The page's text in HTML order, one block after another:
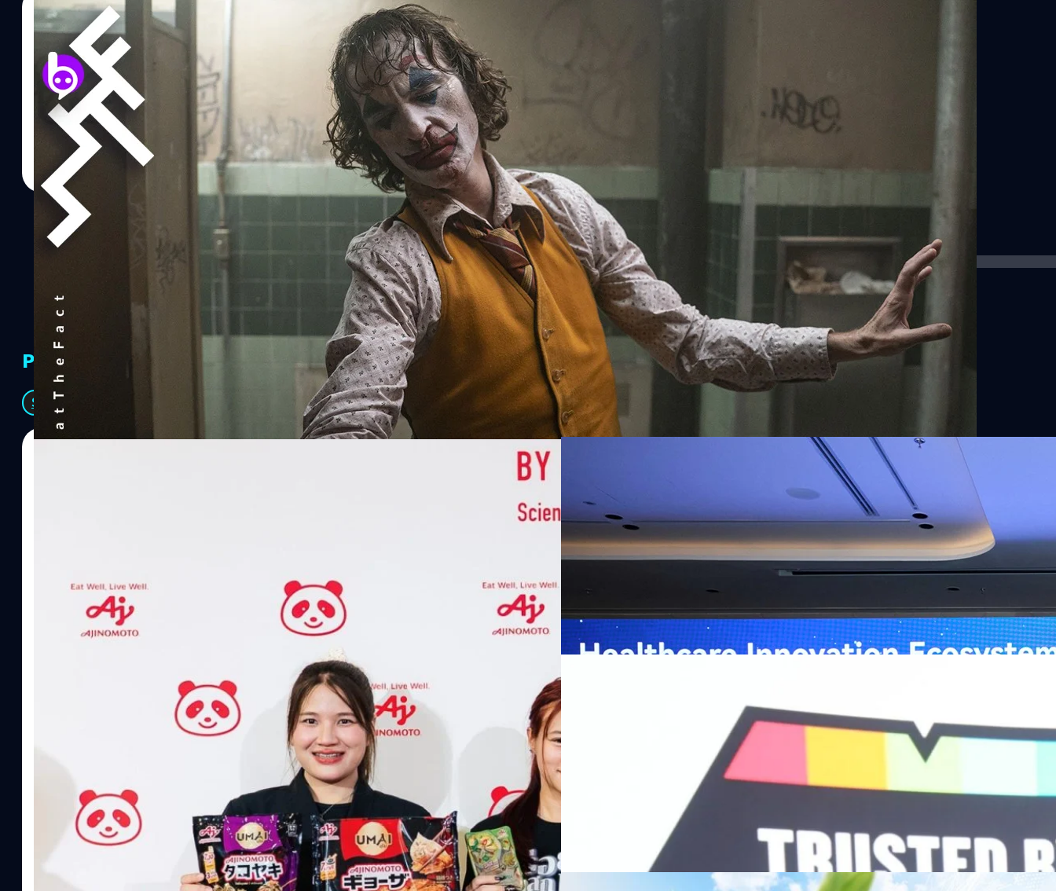
14/01/2020
ปรีดี ฤกษ์วลีกุล| 2398 days ago
Read More
Joker เป็นภาพยนตร์จากคอมิกที่ได้ “เข้าชิงออสการ์” มากที่สุดเท่าที่เคยมีมา
Joker เป็นภาพยนตร์ที่นักวิจารณ์ต่างพากันจับตามองบนเวทีประกวดต่าง ๆ ตั้งแต่เริ่มฉายในเทศกาล Venice
Film Festival 2019 เมื่อเดือนสิงหาคม 2019 ที่ผ่านมา โดยสามาถคว้ารางวัลใหญ่ไปได้ ต่อมา Joker ก็
ประสบความสำเร็จจนติด 10 อันดับ ภาพยนตร์แห่งปีของสถาบันภาพยนตร์อเมริกัน, คว้ารางวัลลูกโลก
ทองคำสาขานักแสดงนำชายประเภทดรามายอดเยี่ยม (Joaquin Phoenix : วาคีน ฟินิกซ์) และชิงรางวัล
BAFTA ครั้งที่ 73 มากถึง 11 สาขา อีกทั้งยังประสบความสำเร็จด้านรายได้ถึง 1,069 ล้านเหรียญ เลยทีเดียว
ล่าสุด Joker ได้รับการประกาศรายชื่อเข้าชิงรางวัลออสการ์มากถึง 11 สาขา ซึ่งถือได้ว่าเป็นภาพยนตร์จากคอ
มิกที่ได้เข้าชิงรางวัลออสการ์มากที่สุดเท่าที่เคยมีมา ดังนี้ ภาพยนตร์ยอดเยี่ยม ผู้กำกับยอดเยี่ยม (Todd
Phillips) นักแสดงนำชายยอดเยี่ยม (Joaquin Phoenix) บทภาพยนตร์ดัดแปลงยอดเยี่ยม กำกับภาพยอด
เยี่ยม ออกแบบเครื่องแต่งกายยอดเยี่ยม แต่งหน้าและออกแบบทรงผมยอดเยี่ยม ดนตรีประกอบดั้งเดิมยอด
PR Partners
See All
บริษัท อายิโนะโมะโต๊ะ (ประเทศไทย) จำกัด จัดงาน The Heartbeat by “AminoScience” ร่วมเปิดเผย
แนวคิดการดำเนินธุรกิจและการพัฒนาผลิตภัณฑ์ที่ขับเคลื่อนด้วยเทคโนโลยีทางอาหาร และข้อมูลพฤติกรรม
ผู้บริโภค ท่ามกลางการเติบโตของตลาด Health & Wellness ในประเทศไทย ซึ่งมีมูลค่ามากกว่า 1.5 ล้านล้าน
บาท หรือคิดเป็นสัดส่วนราว 8% ของผลิตภัณฑ์มวลรวมในประเทศ (GDP) กลุ่มธุรกิจเทคโนโลยีและองค์
ความรู้หลักรูปแบบผลิตภัณฑ์ / โซลูชันกลุ่มเป้าหมายหลักNutrition & Well-beingAminoScience (การใช้
ประโยชน์จากกรดอะมิโน)aminoVITAL, AminoNITE,
หัวเว่ยเดินหน้าปฏิวัติวงการสาธารณสุขไทยด้วย AI เปิดตัว 4 นวัตกรรมเปลี่ยน
เกมเร่งเครื่อง AI เพื่อการแพทย์ในประเทศไทย
กรุงเทพฯ, 7 สิงหาคม 2569 — หัวเว่ย จัดงาน “Huawei AI+ Healthcare Summit” ภายใต้งาน Huawei
Thailand Digital & AI Summit 2026 รวมผู้นำด้านนโยบายสาธารณสุข ผู้บริหารโรงพยาบาลชั้นนำ และ
พันธมิตรด้านเทคโนโลยีจากไทยและจีน ร่วมขับเคลื่อนอนาคตของระบบสาธารณสุขไทยด้วยนวัตกรรมและ
ปัญญาประดิษฐ์ (AI) พร้อมประกาศความร่วมมือครั้งสำคัญเพื่อยกระดับ Healthcare Ecosystem ของ
ประเทศอย่างเป็นทางการ นายปีเตอร์ จาง ประธานกลุ่มธุรกิจการศึกษาและสาธารณสุขต่างประเทศ บริษัท หัว
เว่ย เทคโนโลยี่ จำกัด ได้กล่าวถึงความมุ่งมั่นของหัวเว่ยในการสนับสนุนการเปลี่ยนผ่านสู่ยุคดิจิทัลของระบบ
สาธารณสุขไทย และบทบาทของเทคโนโลยี AI ในการยกระดับคุณภาพการให้บริการทางการแพทย์ให้เข้าถึง
ประชาชนได้อย่างทั่วถึงมากขึ้น ภายใต้แนวคิด “AI for Health, Health for All” “วันนี้ปัญญาประดิษฐ์กำลังเข้า
มาเปลี่ยนแปลงอุตสาหกรรมสาธารณสุขอย่างรวดเร็ว หัวเว่ยมีประสบการณ์ตรงจากการพัฒนาแพลตฟอร์ม
หลายแห่งในจีน เราเชื่อมั่นว่าความร่วมมือระหว่างหัวเว่ยกับพันธมิตรไทยในวันนี้จะช่วยผลักดันวิสัยทัศน์…
Read More
Recurring Revenue เร่งเครื่อง New Growth Engine พร้อมจ่ายปันผล 0.10
บริษัท ซินเน็ค (ประเทศไทย) จำกัด (มหาชน) หรือ SYNNEX โชว์ผลการดำเนินงานแข็งแกร่ง กำไรสุทธิ
ไตรมาส 2 และงวด 6 เดือนแรกของปี 2569 เติบโต 17.8% และ 17.7% จากช่วงเดียวกันของปีก่อน สูงกว่าการ
เติบโตของรายได้อย่างมีนัยสำคัญ พร้อมประกาศจ่ายเงินปันผลระหว่างกาล 0.10 บาทต่อหุ้น โดยกำหนดวันที่
ไม่ได้รับสิทธิปันผล (XD) วันที่ 19 สิงหาคม 2569 และกำหนดจ่ายเงินปันผลวันที่ 2 กันยายน 2569 นางสาวสุ
ธิดา มงคลสุธี ประธานเจ้าหน้าที่บริหาร บริษัท ซินเน็ค (ประเทศไทย) จำกัด (มหาชน) เปิดเผยว่า ในช่วงครึ่งปี
แรกบริษัทเดินหน้าขับเคลื่อน Business Transformation อย่างต่อเนื่อง ผ่านการยกระดับจากผู้จัดจำหน่าย
สินค้าไอที สู่การเป็น Digital Infrastructure Platform เพื่อรองรับการเติบโตของเศรษฐกิจ AI โดยมุ่งเพิ่ม
สัดส่วนธุรกิจที่มีมูลค่าเพิ่ม ควบคู่กับการขยายเครือข่ายพันธมิตรเทคโนโลยีระดับโลก…
| 2 days ago